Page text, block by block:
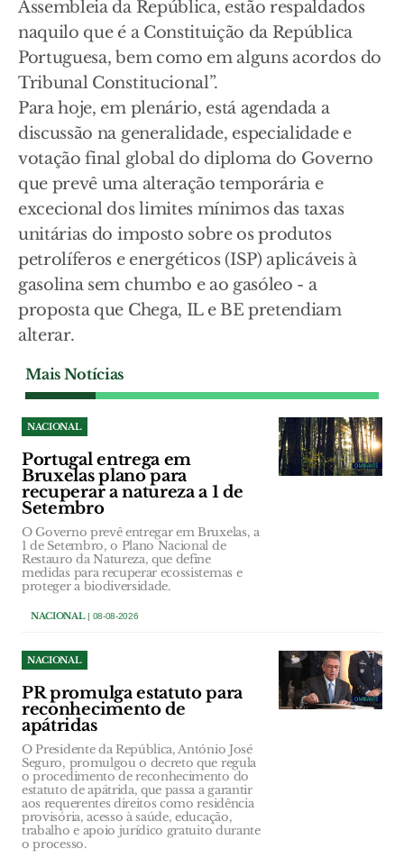
Assembleia da República, estão respaldados
naquilo que é a Constituição da República
Portuguesa, bem como em alguns acordos do
Tribunal Constitucional”.
Para hoje, em plenário, está agendada a
discussão na generalidade, especialidade e
votação final global do diploma do Governo
que prevê uma alteração temporária e
excecional dos limites mínimos das taxas
unitárias do imposto sobre os produtos
petrolíferos e energéticos (ISP) aplicáveis à
gasolina sem chumbo e ao gasóleo - a
proposta que Chega, IL e BE pretendiam
alterar.
Mais Notícias
NACIONAL
Portugal entrega em
Bruxelas plano para
recuperar a natureza a 1 de
Setembro
O Governo prevê entregar em Bruxelas, a
1 de Setembro, o Plano Nacional de
Restauro da Natureza, que define
medidas para recuperar ecossistemas e
proteger a biodiversidade.
NACIONAL| 08-08-2026
NACIONAL
PR promulga estatuto para
reconhecimento de
apátridas
O Presidente da República, António José
Seguro, promulgou o decreto que regula
o procedimento de reconhecimento do
estatuto de apátrida, que passa a garantir
aos requerentes direitos como residência
provisória, acesso à saúde, educação,
trabalho e apoio jurídico gratuito durante
o processo.